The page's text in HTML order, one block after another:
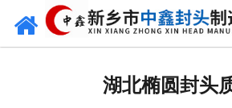
网站首
湖北椭圆封头